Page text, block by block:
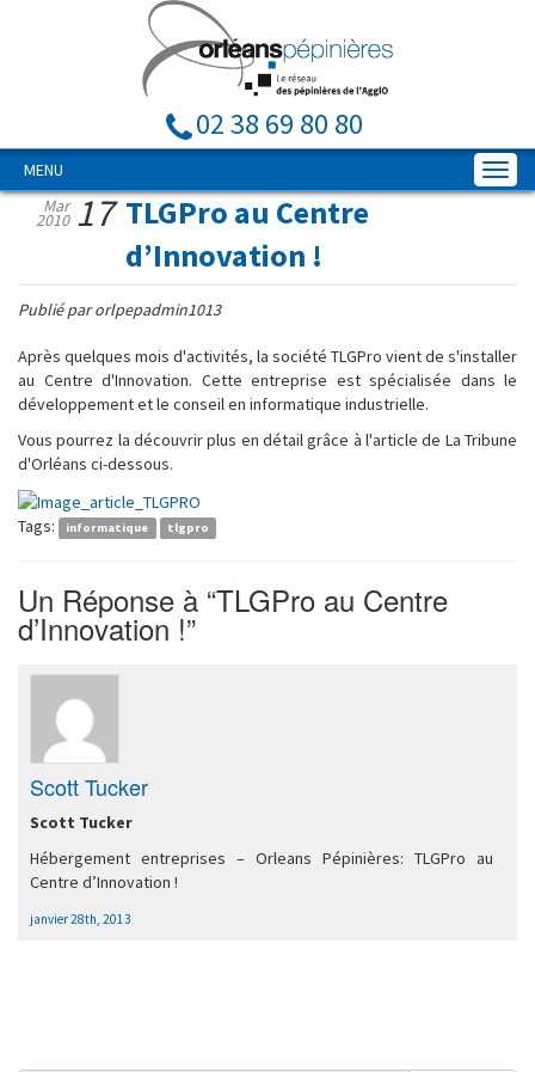
02 38 69 80 80
MENU
TLGPro au Centre
d’Innovation !
Mar
2010 17
Publié par orlpepadmin1013
Après quelques mois d'activités, la société TLGPro vient de s'installer
au Centre d'Innovation. Cette entreprise est spécialisée dans le
développement et le conseil en informatique industrielle.
Vous pourrez la découvrir plus en détail grâce à l'article de La Tribune
d'Orléans ci-dessous.
Tags: informatique tlgpro
Un Réponse à “TLGPro au Centre
d’Innovation !”
Scott Tucker
Scott Tucker
Hébergement entreprises – Orleans Pépinières: TLGPro au
Centre d’Innovation !
janvier 28th, 2013